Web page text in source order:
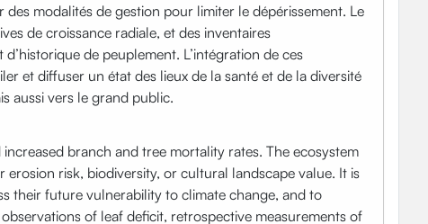
modalités de gestion pour limiter le dépérissement. Le
de croissance radiale, et des inventaires
de peuplement. L’intégration de ces
et diffuser un état des lieux de la santé et de la diversité
aussi vers le grand public.
branch and tree mortality rates. The ecosystem
risk, biodiversity, or cultural landscape value. It is
their future vulnerability to climate change, and to
of leaf deficit, retrospective measurements of